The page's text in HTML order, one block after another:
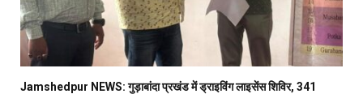
Jamshedpur NEWS: गुड़ाबांदा प्रखंड में ड्राइविंग लाइसेंस शिविर, 341